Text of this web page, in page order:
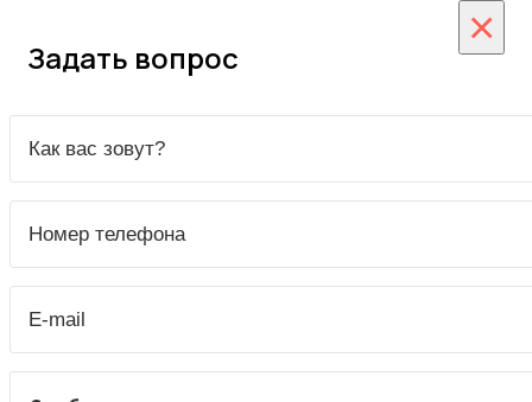
×
Задать вопрос